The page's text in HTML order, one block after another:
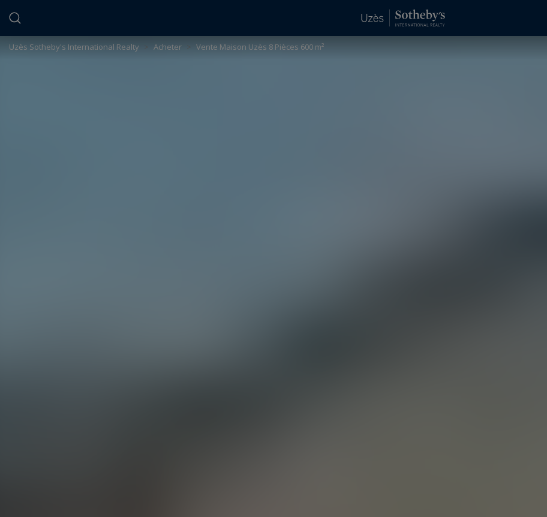
Uzès Sotheby's International Realty > Acheter > Vente Maison Uzès 8 Pièces 600 m²